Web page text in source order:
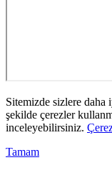
Sitemizde sizlere
şekilde çerezler
inceleyebilirsiniz.
Tamam